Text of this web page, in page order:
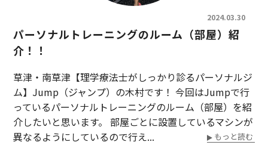
パーソナルトレーニングのルーム（部屋）紹
介！！
2024.03.30
草津・南草津【理学療法士がしっかり診るパーソナルジ
ム】Jump（ジャンプ）の木村です！ 今回はJumpで行
っているパーソナルトレーニングのルーム（部屋）を紹
介したいと思います。 部屋ごとに設置しているマシンが
異なるようにしているので行え...
もっと読む